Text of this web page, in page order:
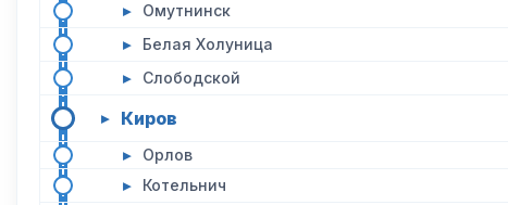
▸ Омутнинск
▸ Белая Холуница
▸ Слободской
▸ Киров
▸ Орлов
▸ Котельнич